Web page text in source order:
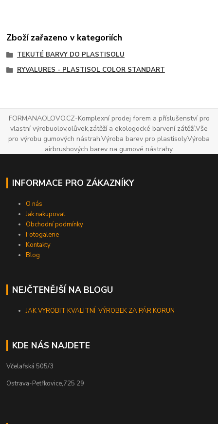
Zboží zařazeno v kategoriích
TEKUTÉ BARVY DO PLASTISOLU
RYVALURES - PLASTISOL COLOR STANDART
FORMANAOLOVO.CZ-Komplexní prodej forem a příslušenství pro
vlastní výrobuolov,olůvek,zátěží a ekologocké barvení zátěží.Vše
pro výrobu gumových nástrah.Výroba barev pro plastisoly.Výroba
airbrushových barev na gumové nástrahy.
INFORMACE PRO ZÁKAZNÍKY
O nás
Jak nakupovat
Obchodní podmínky
Fotogalerie
Kontakty
Blog
NEJČTENĚJŠÍ NA BLOGU
JAK VYROBIT KVALITNÍ VÝROBEK ZA PÁR KORUN
KDE NÁS NAJDETE
Včelařská 505/3
Ostrava-Petřkovice,725 29